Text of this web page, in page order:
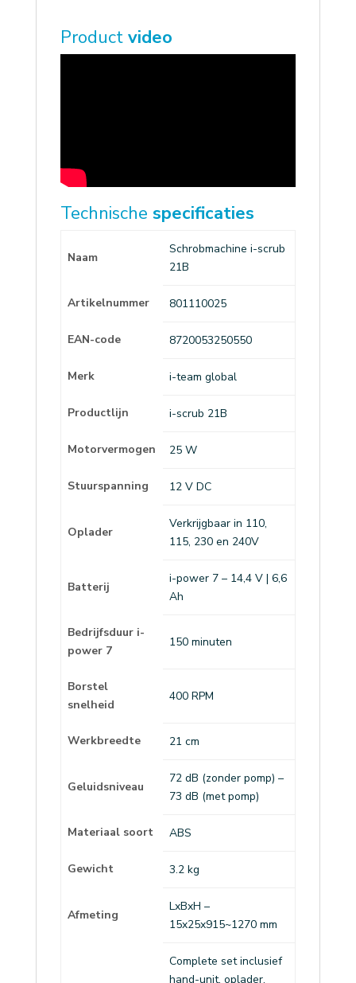
Product video
Technische specificaties
Naam
Schrobmachine i-scrub
21B
Artikelnummer 801110025
EAN-code 8720053250550
Merk i-team global
Productlijn i-scrub 21B
Motorvermogen 25 W
Stuurspanning 12 V DC
Oplader
Verkrijgbaar in 110,
115, 230 en 240V
Batterij
i-power 7 – 14,4 V | 6,6
Ah
Bedrijfsduur i-
power 7
150 minuten
Borstel
snelheid
400 RPM
Werkbreedte 21 cm
Geluidsniveau
72 dB (zonder pomp) –
73 dB (met pomp)
Materiaal soort ABS
Gewicht 3.2 kg
Afmeting
LxBxH –
15x25x915~1270 mm
Complete set inclusief
hand-unit, oplader,